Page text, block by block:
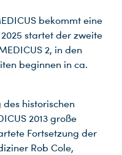
bekommt eine
startet der zweite
2, in den
beginnen in ca.
historischen
2013 große
Fortsetzung der
Rob Cole,